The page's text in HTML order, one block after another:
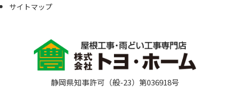
静岡県知事許可（般-23）第036918号
サイトマップ